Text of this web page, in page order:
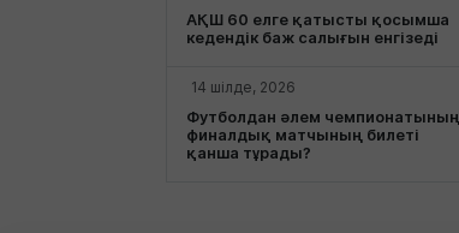
АҚШ 60 елге қатысты қосымша
кедендік баж салығын енгізеді
14 шілде, 2026
Футболдан әлем чемпионатының
финалдық матчының билеті
қанша тұрады?